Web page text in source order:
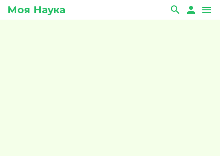
Моя Наука search person menu